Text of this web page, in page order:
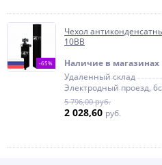
-65%
Чехол
10ВВ
Наличие в магазинах
Удаленный склад
Электродный проезд,
5 796,00 руб.
2 028,60 руб.